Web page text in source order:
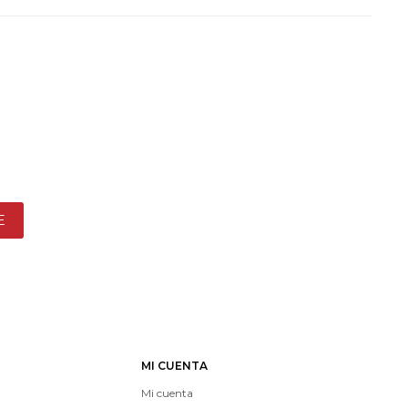
MI CUENTA
Mi cuenta